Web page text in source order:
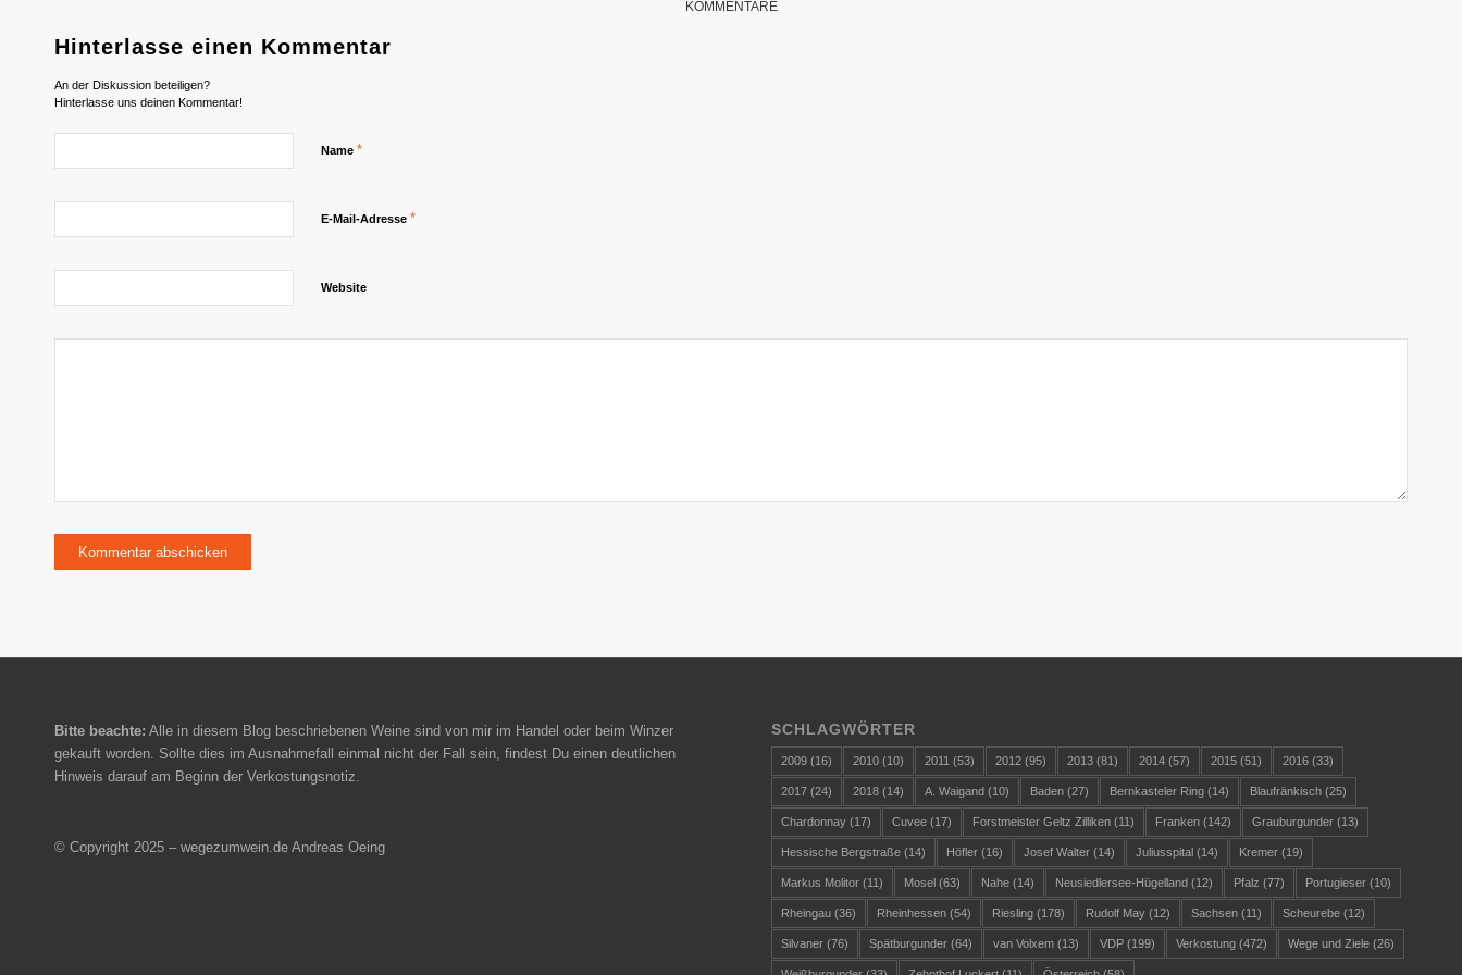
KOMMENTARE
Hinterlasse einen Kommentar
An der Diskussion beteiligen?
Hinterlasse uns deinen Kommentar!
Name *
E-Mail-Adresse *
Website
Bitte beachte: Alle in diesem Blog beschriebenen Weine sind von mir im Handel oder beim Winzer
gekauft worden. Sollte dies im Ausnahmefall einmal nicht der Fall sein, findest Du einen deutlichen
Hinweis darauf am Beginn der Verkostungsnotiz.
© Copyright 2025 – wegezumwein.de Andreas Oeing
SCHLAGWÖRTER
2009 (16) 2010 (10) 2011 (53) 2012 (95) 2013 (81) 2014 (57) 2015 (51) 2016 (33)
2017 (24) 2018 (14) A. Waigand (10) Baden (27) Bernkasteler Ring (14) Blaufränkisch (25)
Chardonnay (17) Cuvee (17) Forstmeister Geltz Zilliken (11) Franken (142) Grauburgunder (13)
Hessische Bergstraße (14) Höfler (16) Josef Walter (14) Juliusspital (14) Kremer (19)
Markus Molitor (11) Mosel (63) Nahe (14) Neusiedlersee-Hügelland (12) Pfalz (77) Portugieser (10)
Rheingau (36) Rheinhessen (54) Riesling (178) Rudolf May (12) Sachsen (11) Scheurebe (12)
Silvaner (76) Spätburgunder (64) van Volxem (13) VDP (199) Verkostung (472) Wege und Ziele (26)